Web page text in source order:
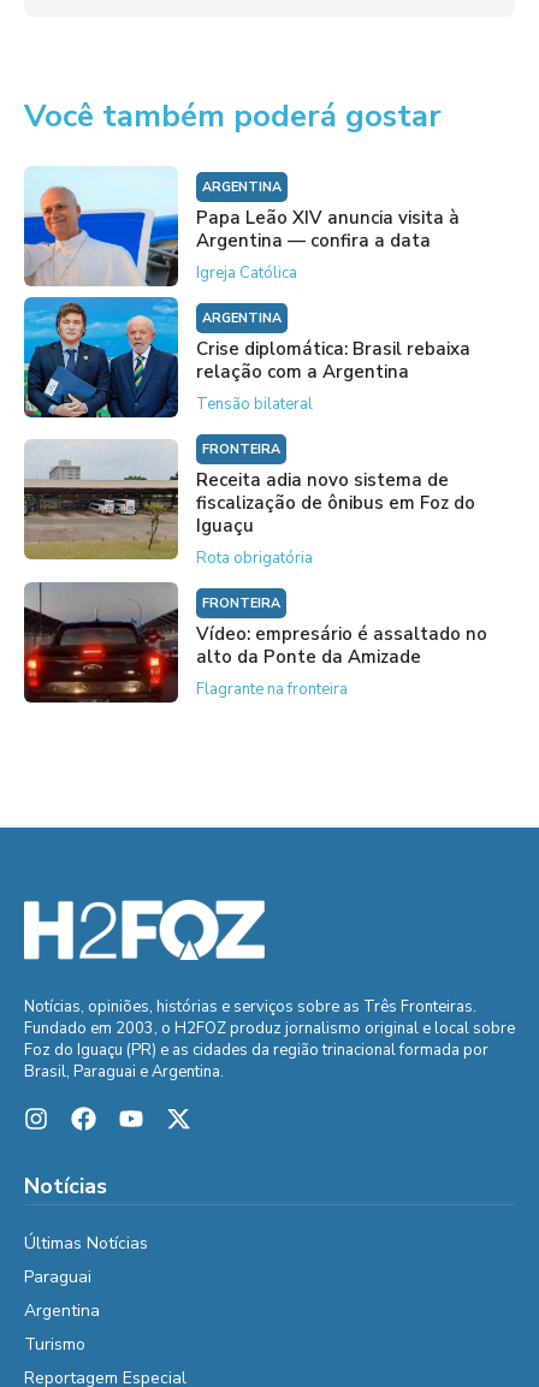
Você também poderá gostar
ARGENTINA
Papa Leão XIV anuncia visita à
Argentina — confira a data
Igreja Católica
ARGENTINA
Crise diplomática: Brasil rebaixa
relação com a Argentina
Tensão bilateral
FRONTEIRA
Receita adia novo sistema de
fiscalização de ônibus em Foz do
Iguaçu
Rota obrigatória
FRONTEIRA
Vídeo: empresário é assaltado no
alto da Ponte da Amizade
Flagrante na fronteira
Notícias, opiniões, histórias e serviços sobre as Três Fronteiras.
Fundado em 2003, o H2FOZ produz jornalismo original e local sobre
Foz do Iguaçu (PR) e as cidades da região trinacional formada por
Brasil, Paraguai e Argentina.
Notícias
Últimas Notícias
Paraguai
Argentina
Turismo
Reportagem Especial